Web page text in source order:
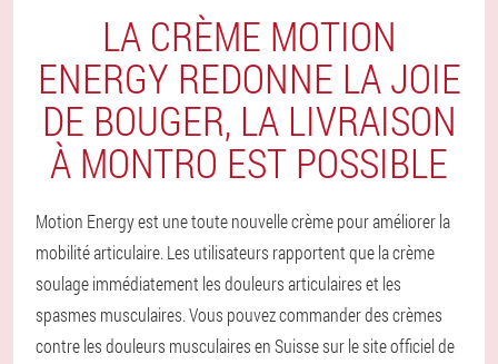
LA CRÈME MOTION
ENERGY REDONNE LA JOIE
DE BOUGER, LA LIVRAISON
À MONTRO EST POSSIBLE
Motion Energy est une toute nouvelle crème pour améliorer la
mobilité articulaire. Les utilisateurs rapportent que la crème
soulage immédiatement les douleurs articulaires et les
spasmes musculaires. Vous pouvez commander des crèmes
contre les douleurs musculaires en Suisse sur le site officiel de